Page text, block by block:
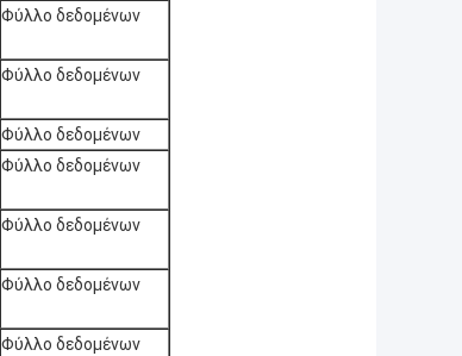
Φύλλο δεδομένων
Φύλλο δεδομένων
Φύλλο δεδομένων
Φύλλο δεδομένων
Φύλλο δεδομένων
Φύλλο δεδομένων
Φύλλο δεδομένων